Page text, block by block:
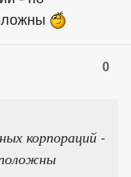
0
корпораций -